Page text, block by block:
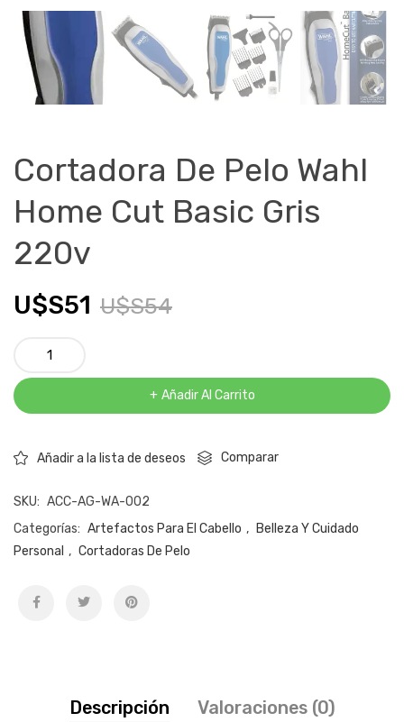
Cortadora De Pelo Wahl
Home Cut Basic Gris
220v
U$S54
precio
original
era:
U$S54.
U$S51
precio
actual
es:
U$S51.
Cortadora
Pelo
Wahl
Cut
Gris
220v
cantidad
Añadir Al Carrito
Añadir a la lista de deseos Comparar
SKU: ACC-AG-WA-002
Categorías: Artefactos Para El Cabello , Belleza Y Cuidado
Personal , Cortadoras De Pelo
Descripción
Valoraciones (0)